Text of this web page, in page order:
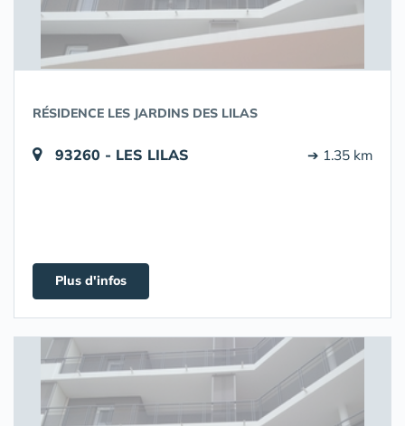
RÉSIDENCE LES JARDINS DES LILAS
93260 - LES LILAS ➔ 1.35 km
Plus d'infos